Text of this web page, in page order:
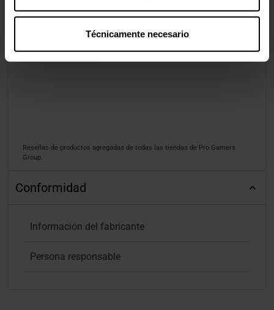
Técnicamente necesario
Reseñas de productos agregadas de todas las tiendas de Pro Gamers
Group.
Conformidad
Información del fabricante
Persona responsable